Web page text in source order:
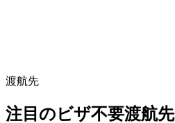
渡航先
注目のビザ不要渡航先